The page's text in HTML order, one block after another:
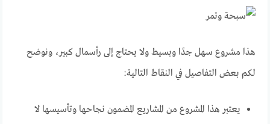
هذا مشروع سهل جدًا وبسيط ولا يحتاج إلى رأسمال كبير، ونوضح
لكم بعض التفاصيل في النقاط التالية:
يعتبر هذا المشروع من المشاريع المضمون نجاحها وتأسيسها لا